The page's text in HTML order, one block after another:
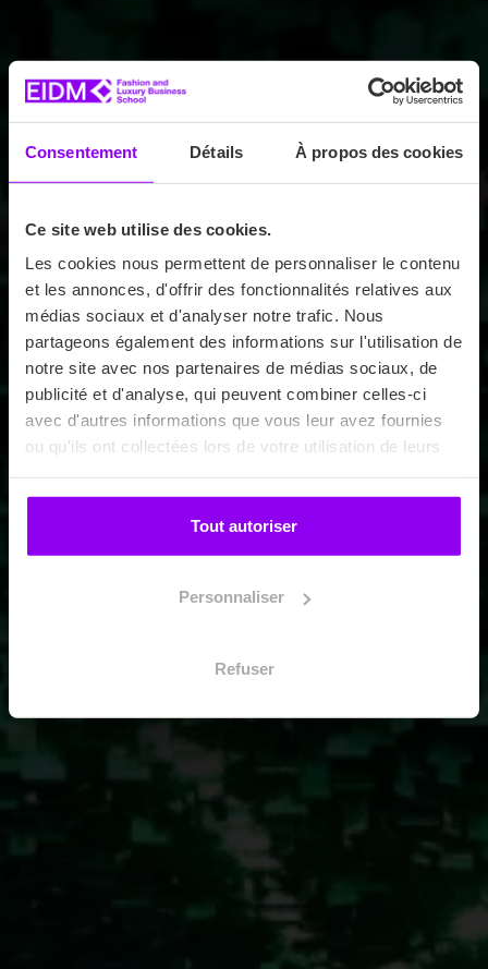
Consentement Détails À propos des cookies
Ce site web utilise des cookies.
Les cookies nous permettent de personnaliser le contenu
et les annonces, d'offrir des fonctionnalités relatives aux
médias sociaux et d'analyser notre trafic. Nous
partageons également des informations sur l'utilisation de
notre site avec nos partenaires de médias sociaux, de
publicité et d'analyse, qui peuvent combiner celles-ci
avec d'autres informations que vous leur avez fournies
ou qu'ils ont collectées lors de votre utilisation de leurs
Tout autoriser
Personnaliser
Refuser